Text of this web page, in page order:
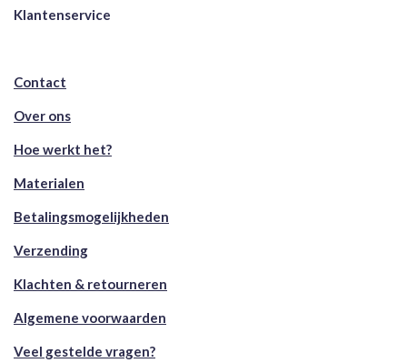
Klantenservice
Contact
Over ons
Hoe werkt het?
Materialen
Betalingsmogelijkheden
Verzending
Klachten & retourneren
Algemene voorwaarden
Veel gestelde vragen?